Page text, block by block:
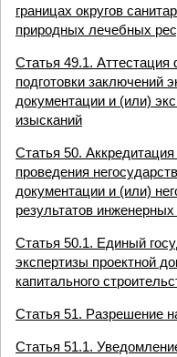
границах округов
природных лечебных
Статья 49.1.
подготовки заключений
документации и (или)
изысканий
Статья 50.
проведения
документации и (или)
результатов
Статья 50.1. Единый
экспертизы проектной
капитального
Статья 51. Разрешение
Статья 51.1.